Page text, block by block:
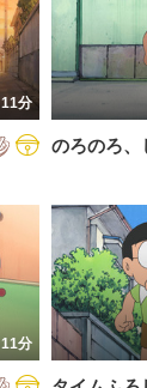
11分
のろのろ、
11分